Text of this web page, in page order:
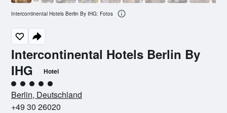
Intercontinental Hotels Berlin By
IHG
Hotel
Bewertungskategorie 5
Berlin, Deutschland
+49 30 26020
Intercontinental Hotels Berlin By IHG: Fotos